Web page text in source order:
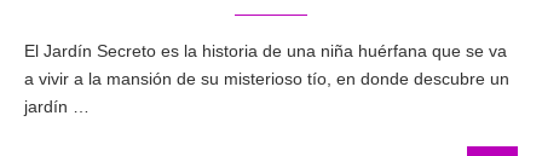
El Jardín Secreto es la historia de una niña huérfana que se va
a vivir a la mansión de su misterioso tío, en donde descubre un
jardín …